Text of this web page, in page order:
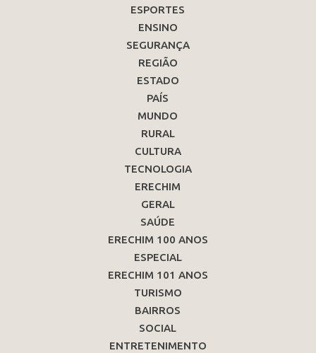
ESPORTES
ENSINO
SEGURANÇA
REGIÃO
ESTADO
PAÍS
MUNDO
RURAL
CULTURA
TECNOLOGIA
ERECHIM
GERAL
SAÚDE
ERECHIM 100 ANOS
ESPECIAL
ERECHIM 101 ANOS
TURISMO
BAIRROS
SOCIAL
ENTRETENIMENTO